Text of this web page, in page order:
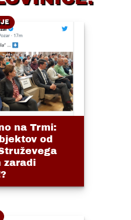
na Trmi:
od
zaradi